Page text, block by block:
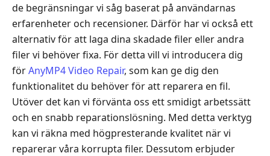
de begränsningar vi såg baserat på användarnas
erfarenheter och recensioner. Därför har vi också ett
alternativ för att laga dina skadade filer eller andra
filer vi behöver fixa. För detta vill vi introducera dig
förAnyMP4 Video Repair, som kan ge dig den
funktionalitet du behöver för att reparera en fil.
Utöver det kan vi förvänta oss ett smidigt arbetssätt
och en snabb reparationslösning. Med detta verktyg
kan vi räkna med högpresterande kvalitet när vi
reparerar våra korrupta filer. Dessutom erbjuder